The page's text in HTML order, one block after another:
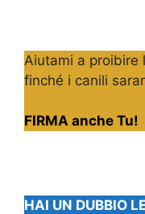
Aiutami a proibire
finché i canili
FIRMA anche Tu!
HAI UN DUBBIO